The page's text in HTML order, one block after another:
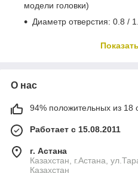
модели головки)
Диаметр отверстия: 0.8 /
Для качественного и
Одним из наиболее
лазерный луч и поток газа,
результате точный и чистый
О нас
94% положительных из 18
Работает с 15.08.2011
г. Астана
Казахстан, г.Астана,
Казахстан